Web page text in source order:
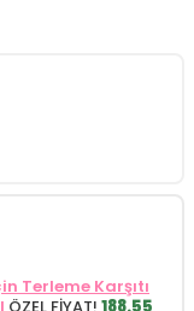
Terleme Karşıtı